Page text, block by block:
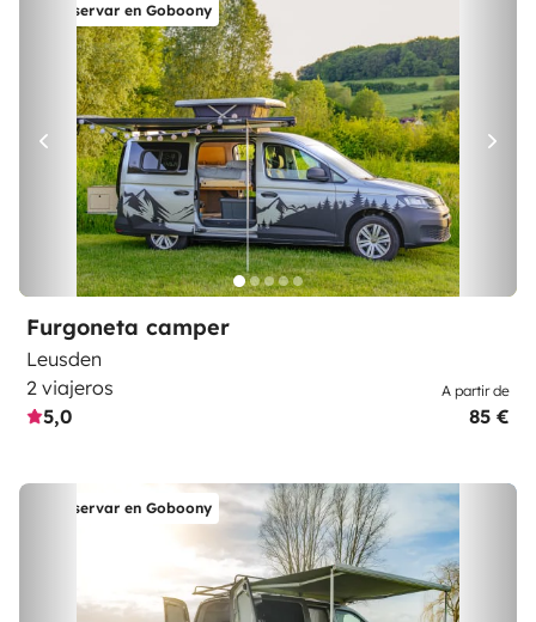
Reservar en Goboony
Furgoneta camper
Leusden
2 viajeros
5,0
A partir de
85 €
Reservar en Goboony